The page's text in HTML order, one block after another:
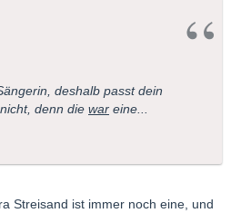
deshalb passt dein
denn die war eine...
Streisand ist immer noch eine, und